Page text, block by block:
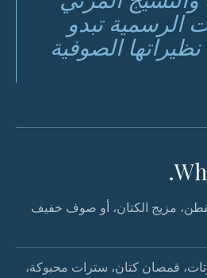
الرسمية تبدو
الصوفية
مزيج الكتان، أو صوف خفيف
قمصان كتان، سترات محبوكة،